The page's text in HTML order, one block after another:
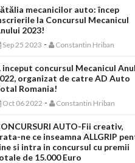
mecanicilor auto: încep
la Concursul Mecanicul
2023!
Sep 25 2023 - Constantin Hriban
inceput concursul Mecanicul
organizat de catre AD Auto
Romania!
Oct 06 2022 - Constantin Hriban
AUTO-Fii creativ,
ne ce inseamna ALLGRIP
si intra in concursul cu premii
de 15.000 Euro